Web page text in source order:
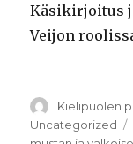
Käsikirjoitus
Veijon
Kirjoittaja
Kielipuolen
Uncategorized